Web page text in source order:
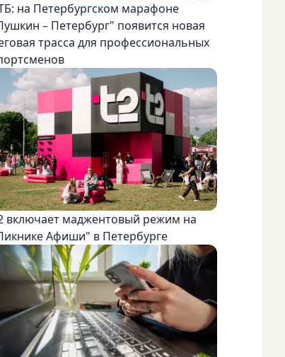
на Петербургском марафоне
– Петербург" появится новая
трасса для профессиональных
включает маджентовый режим на
Афиши" в Петербурге